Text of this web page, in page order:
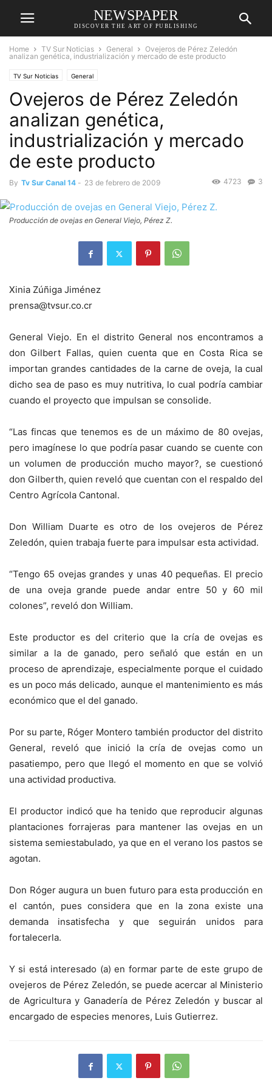
NEWSPAPER
DISCOVER THE ART OF PUBLISHING
Home TV Sur Noticias General
Ovejeros de Pérez Zeledón
analizan genética, industrialización y mercado de este producto
TV Sur Noticias General
Ovejeros de Pérez Zeledón
analizan genética,
industrialización y mercado
de este producto
By Tv Sur Canal 14 - 23 de febrero de 2009 3
4723
Producción de ovejas en General Viejo, Pérez Z.
Xinia Zúñiga Jiménez
prensa@tvsur.co.cr
General Viejo. En el distrito General nos encontramos a
don Gilbert Fallas, quien cuenta que en Costa Rica se
importan grandes cantidades de la carne de oveja, la cual
dicho sea de paso es muy nutritiva, lo cual podría cambiar
cuando el proyecto que impulsan se consolide.
“Las fincas que tenemos es de un máximo de 80 ovejas,
pero imagínese lo que podría pasar cuando se cuente con
un volumen de producción mucho mayor?, se cuestionó
don Gilberth, quien reveló que cuentan con el respaldo del
Centro Agrícola Cantonal.
Don William Duarte es otro de los ovejeros de Pérez
Zeledón, quien trabaja fuerte para impulsar esta actividad.
“Tengo 65 ovejas grandes y unas 40 pequeñas. El precio
de una oveja grande puede andar entre 50 y 60 mil
colones”, reveló don William.
Este productor es del criterio que la cría de ovejas es
similar a la de ganado, pero señaló que están en un
proceso de aprendizaje, especialmente porque el cuidado
es un poco más delicado, aunque el mantenimiento es más
económico que el del ganado.
Por su parte, Róger Montero también productor del distrito
General, reveló que inició la cría de ovejas como un
pasatiempo, pero que llegó el momento en que se volvió
una actividad productiva.
El productor indicó que ha tenido que reproducir algunas
plantaciones forrajeras para mantener las ovejas en un
sistema semiestabulado, ya que en el verano los pastos se
agotan.
Don Róger augura un buen futuro para esta producción en
el cantón, pues considera que en la zona existe una
demanda insatisfecha y que seguirán unidos para
fortalecerla.
Y si está interesado (a) en formar parte de este grupo de
ovejeros de Pérez Zeledón, se puede acercar al Ministerio
de Agricultura y Ganadería de Pérez Zeledón y buscar al
encargado de especies menores, Luis Gutierrez.